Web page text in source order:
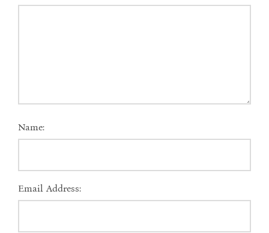
Name:
Email Address: